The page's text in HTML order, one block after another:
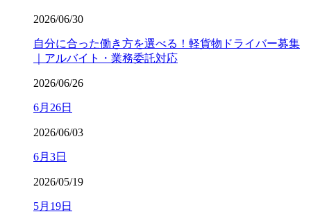
2026/06/30
自分に合った働き方を選べる！軽貨物ドライバー募集
｜アルバイト・業務委託対応
2026/06/26
6月26日
2026/06/03
6月3日
2026/05/19
5月19日